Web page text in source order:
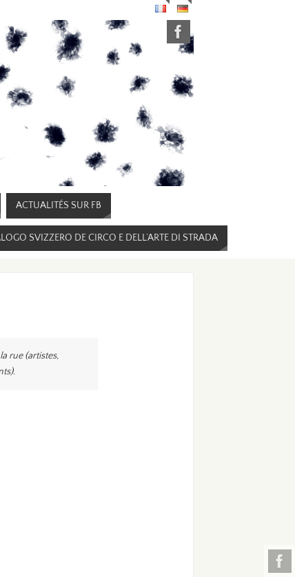
ACTUALITÉS SUR FB
SVIZZERO DE CIRCO E DELL’ARTE DI STRADA
rue (artistes,